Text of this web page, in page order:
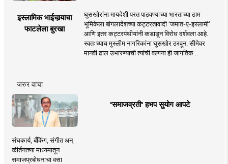
इस्लामिक भाईचार्‍याचा
फाटलेला बुरखा
घुसखोरांना मायदेशी परत पाठवण्याच्या भारताच्या ठाम
भूमिकेला बांगलादेशच्या कट्टरतावादी ‘जमात-ए-इस्लामी’
आणि इतर कट्टरपंथीयांनी कडाडून विरोध दर्शवला आहे.
स्वतःच्याच मुस्लीम नागरिकांना घुसखोर ठरवून, सीमेवर
मानवी ढाल उभारण्याची त्यांची वल्गना ही जागतिक ..
जरुर वाचा
'समाजव्रती' हभप सुयोग आपटे
संघकार्य, बँकिंग, संगीत अन्
कीर्तनाच्या माध्यमातून
समाजप्रबोधनाचा वसा